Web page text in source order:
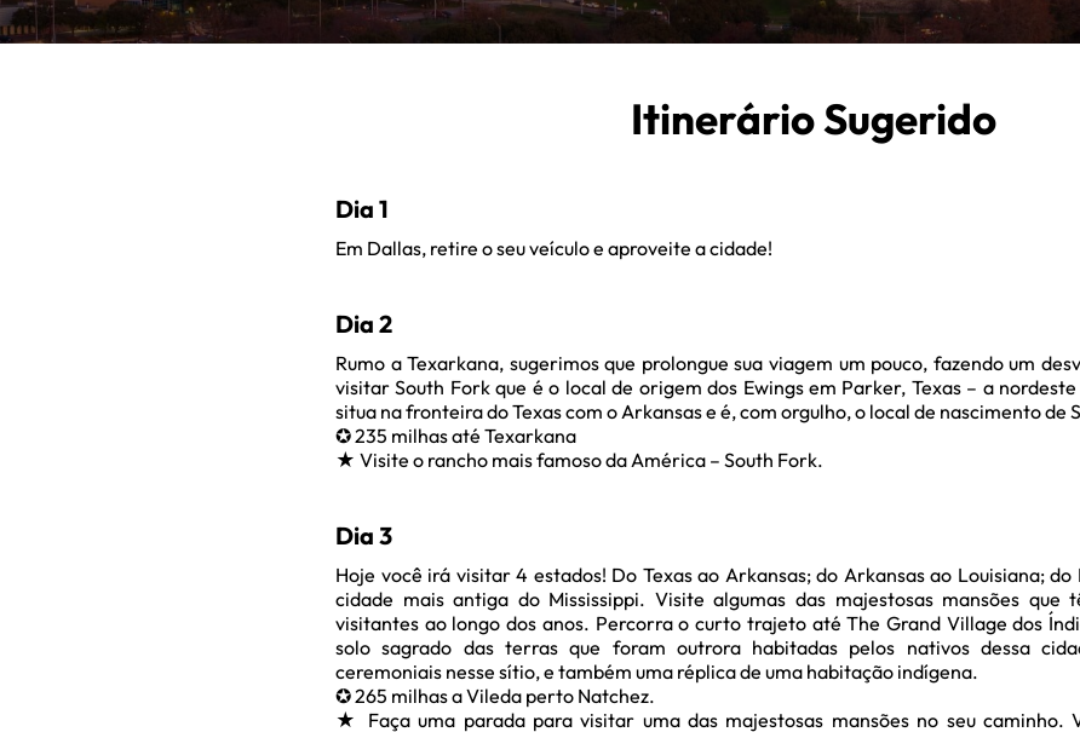
Itinerário Sugerido
Dia 1
Em Dallas, retire o seu veículo e aproveite a cidade!
Dia 2
Rumo a Texarkana, sugerimos que prolongue sua viagem um pouco, fazendo um
visitar South Fork que é o local de origem dos Ewings em Parker, Texas – a
situa na fronteira do Texas com o Arkansas e é, com orgulho, o local de nascimento de
✪ 235 milhas até Texarkana
★ Visite o rancho mais famoso da América – South Fork.
Dia 3
Hoje você irá visitar 4 estados! Do Texas ao Arkansas; do Arkansas ao Louisiana;
cidade mais antiga do Mississippi. Visite algumas das majestosas mansões que
visitantes ao longo dos anos. Percorra o curto trajeto até The Grand Village dos
solo sagrado das terras que foram outrora habitadas pelos nativos dessa
ceremoniais nesse sítio, e também uma réplica de uma habitação indígena.
✪ 265 milhas a Vileda perto Natchez.
★ Faça uma parada para visitar uma das majestosas mansões no seu caminho.